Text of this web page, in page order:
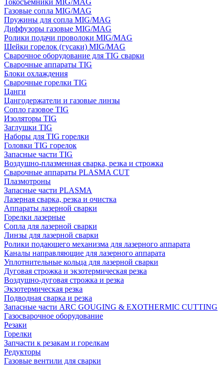
Токосъемники MIG/MAG
Газовые сопла MIG/MAG
Пружины для сопла MIG/MAG
Диффузоры газовые MIG/MAG
Ролики подачи проволоки MIG/MAG
Шейки горелок (гусаки) MIG/MAG
Сварочное оборудование для TIG сварки
Сварочные аппараты TIG
Блоки охлаждения
Сварочные горелки TIG
Цанги
Цангодержатели и газовые линзы
Сопло газовое TIG
Изоляторы TIG
Заглушки TIG
Наборы для TIG горелки
Головки TIG горелок
Запасные части TIG
Воздушно-плазменная сварка, резка и строжка
Сварочные аппараты PLASMA CUT
Плазмотроны
Запасные части PLASMA
Лазерная сварка, резка и очистка
Аппараты лазерной сварки
Горелки лазерные
Сопла для лазерной сварки
Линзы для лазерной сварки
Ролики подающего механизма для лазерного аппарата
Каналы направляющие для лазерного аппарата
Уплотнительные кольца для лазерной сварки
Дуговая строжка и экзотермическая резка
Воздушно-дуговая строжка и резка
Экзотермическая резка
Подводная сварка и резка
Запасные части ARC GOUGING & EXOTHERMIC CUTTING
Газосварочное оборудование
Резаки
Горелки
Запчасти к резакам и горелкам
Редукторы
Газовые вентили для сварки